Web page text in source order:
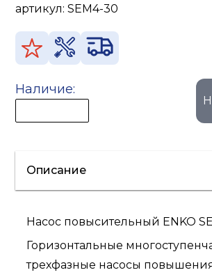
артикул:SEM4-30
Наличие:
Описание
Насос повысительный ENKO
Горизонтальные
трехфазные насосы